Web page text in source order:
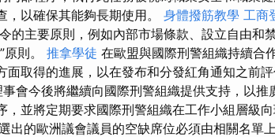
以確保其能夠長期使用。 身體撥筋教學 工商
的主要原則，例如內部市場條款、設立自由和
則。 推拿學徒 在歐盟與國際刑警組織持續合
取得的進展，以在發布和分發紅角通知之前
事會今後將繼續向國際刑警組織提供支持，以推
並將定期要求國際刑警組織在工作小組層級
出的歐洲議會議員的空缺席位必須由相關名單